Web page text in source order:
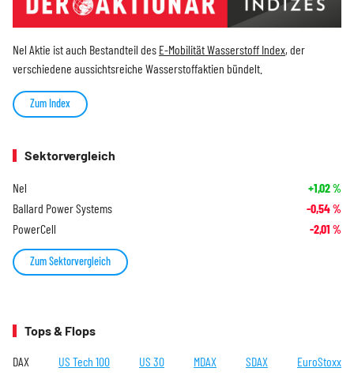
Nel Aktie ist auch Bestandteil des E-Mobilität Wasserstoff Index, der
verschiedene aussichtsreiche Wasserstoffaktien bündelt.
Zum Index
Sektorvergleich
Nel +1,02%
Ballard Power Systems -0,54%
PowerCell -2,01 %
Zum Sektorvergleich
Tops & Flops
DAX US Tech 100 US 30 MDAX SDAX EuroStoxx